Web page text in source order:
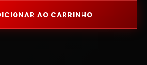
AO CARRINHO